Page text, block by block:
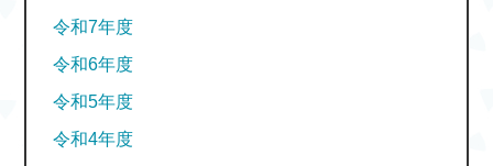
令和7年度
令和6年度
令和5年度
令和4年度